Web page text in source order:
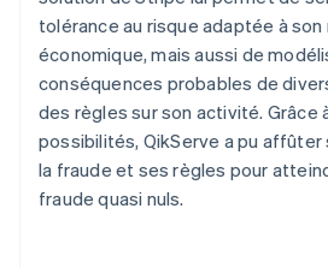
tolérance au risque adaptée à
économique, mais aussi de
conséquences probables de
des règles sur son activité. Grâce
possibilités, QikServe a pu
la fraude et ses règles pour
fraude quasi nuls.